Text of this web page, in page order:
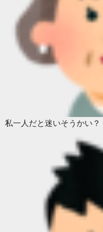
私一人だと迷いそうかい？